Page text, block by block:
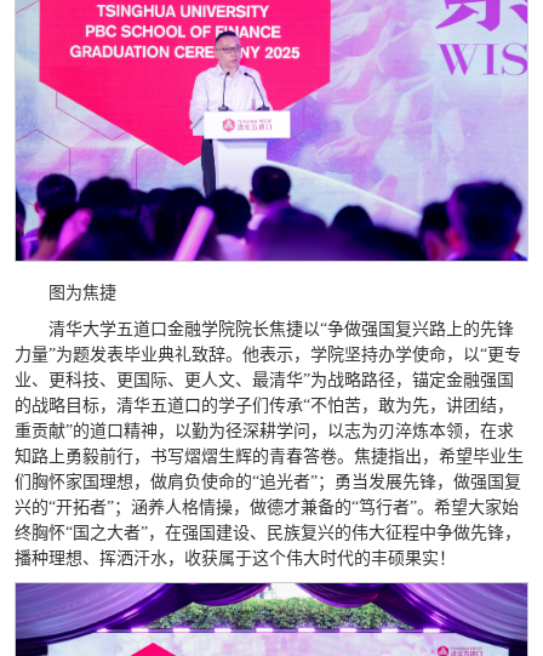
图为焦捷
清华大学五道口金融学院院长焦捷以“争做强国复兴路上的先锋
力量”为题发表毕业典礼致辞。他表示，学院坚持办学使命，以“更专
业、更科技、更国际、更人文、最清华”为战略路径，锚定金融强国
的战略目标，清华五道口的学子们传承“不怕苦，敢为先，讲团结，
重贡献”的道口精神，以勤为径深耕学问，以志为刃淬炼本领，在求
知路上勇毅前行，书写熠熠生辉的青春答卷。焦捷指出，希望毕业生
们胸怀家国理想，做肩负使命的“追光者”；勇当发展先锋，做强国复
兴的“开拓者”；涵养人格情操，做德才兼备的“笃行者”。希望大家始
终胸怀“国之大者”，在强国建设、民族复兴的伟大征程中争做先锋，
播种理想、挥洒汗水，收获属于这个伟大时代的丰硕果实！